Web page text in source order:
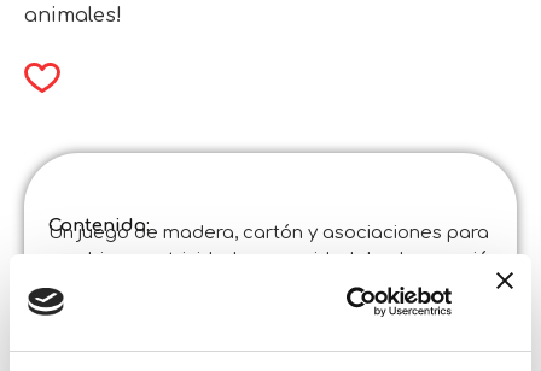
animales!
Contenido:
Un juego de madera, cartón y asociaciones para
combinar motricidad y capacidad de observación.
Especificaciones del producto :
Montessori Baby Wood Cubes And Puzzle 2 In 1
Fabricado en Italia :
Producto desarrollado en el Centro Lisciani de